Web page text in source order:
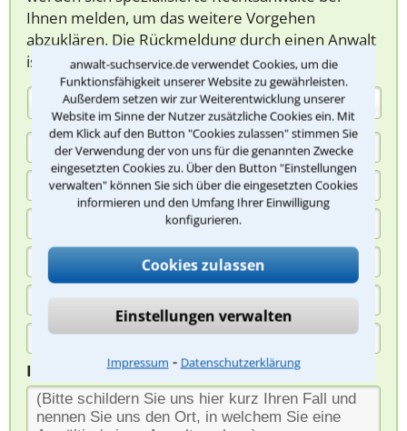
anwalt-suchservice.de verwendet Cookies, um die
Funktionsfähigkeit unserer Website zu gewährleisten.
Außerdem setzen wir zur Weiterentwicklung unserer
Website im Sinne der Nutzer zusätzliche Cookies ein. Mit
dem Klick auf den Button "Cookies zulassen" stimmen Sie
der Verwendung der von uns für die genannten Zwecke
eingesetzten Cookies zu. Über den Button "Einstellungen
verwalten" können Sie sich über die eingesetzten Cookies
informieren und den Umfang Ihrer Einwilligung
konfigurieren.
Cookies zulassen
Einstellungen verwalten
Impressum ⁃ Datenschutzerklärung
Ihnen melden, um das weitere Vorgehen
abzuklären. Die Rückmeldung durch einen Anwalt
ist für Sie kostenlos.
(Anrede)
Ihre Nachricht*